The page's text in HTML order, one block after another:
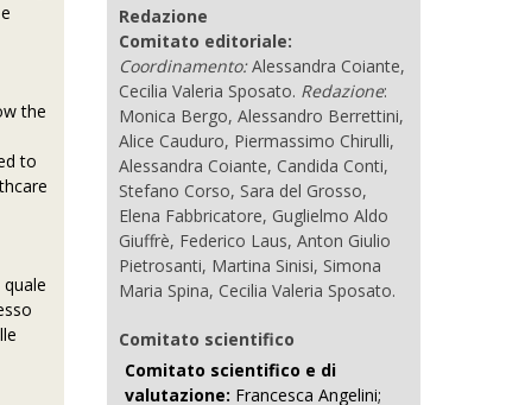
the
to
Redazione
Comitato editoriale:
Coordinamento:Alessandra Coiante,
Cecilia Valeria Sposato. Redazione:
Monica Bergo, Alessandro Berrettini,
Alice Cauduro, Piermassimo Chirulli,
Alessandra Coiante, Candida Conti,
Stefano Corso, Sara del Grosso,
Elena Fabbricatore, Guglielmo Aldo
Giuffrè, Federico Laus, Anton Giulio
Pietrosanti, Martina Sinisi, Simona
Maria Spina, Cecilia Valeria Sposato.
Comitato scientifico
Comitato scientifico e di
valutazione: Francesca Angelini;